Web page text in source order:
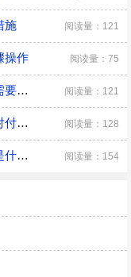
施 阅读量：121
操作 阅读量：75
新的一年如何提升自己 自己在新的一年需要改变的三大方面 阅读量：121
三岁小孩脾气暴躁易怒爱哭怎么办 讲解对付三岁小孩脾气暴躁的方法 阅读量：128
人生最幸福四个状态 人生幸福的状态该是什么样子的 阅读量：154